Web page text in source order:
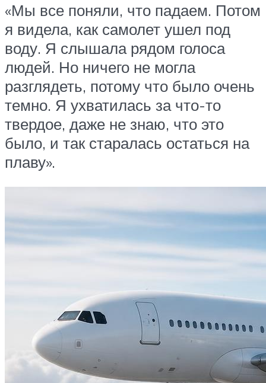
«Мы все поняли, что падаем. Потом
я видела, как самолет ушел под
воду. Я слышала рядом голоса
людей. Но ничего не могла
разглядеть, потому что было очень
темно. Я ухватилась за что-то
твердое, даже не знаю, что это
было, и так старалась остаться на
плаву».